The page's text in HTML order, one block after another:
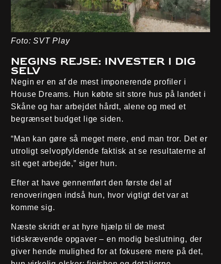
Foto: SVT Play
Negins rejse: invester i dig
selv
Negin er en af de mest imponerende profiler i
House Dreams. Hun købte sit store hus på landet i
Skåne og har arbejdet hårdt, alene og med et
begrænset budget lige siden.
“Man kan gøre så meget mere, end man tror. Det er
utroligt selvopfyldende faktisk at se resultaterne af
sit eget arbejde,” siger hun.
Efter at have gennemført den første del af
renoveringen indså hun, hvor vigtigt det var at
komme sig.
Næste skridt er at hyre hjælp til de mest
tidskrævende opgaver – en modig beslutning, der
giver hende mulighed for at fokusere mere på det,